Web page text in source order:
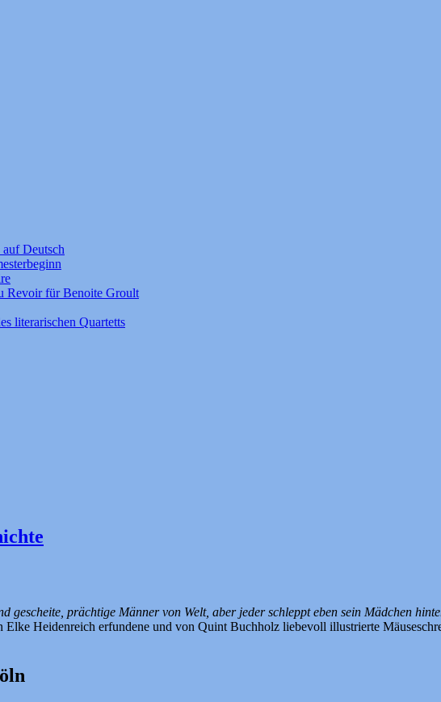
Deutsch
Revoir für Benoite Groult
literarischen Quartetts
gescheite, prächtige Männer von Welt, aber jeder schleppt eben sein Mädchen
Elke Heidenreich erfundene und von Quint Buchholz liebevoll illustrierte